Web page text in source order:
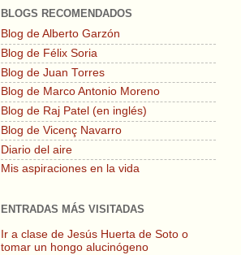
BLOGS RECOMENDADOS
Blog de Alberto Garzón
Blog de Félix Soria
Blog de Juan Torres
Blog de Marco Antonio Moreno
Blog de Raj Patel (en inglés)
Blog de Vicenç Navarro
Diario del aire
Mis aspiraciones en la vida
ENTRADAS MÁS VISITADAS
Ir a clase de Jesús Huerta de Soto o
tomar un hongo alucinógeno